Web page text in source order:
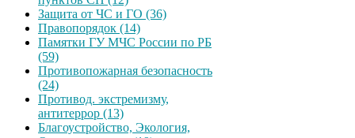
Защита от ЧС и ГО (36)
Правопорядок (14)
Памятки ГУ МЧС России по РБ
(59)
Противопожарная безопасность
(24)
Противод. экстремизму,
антитеррор (13)
Благоустройство, Экология,